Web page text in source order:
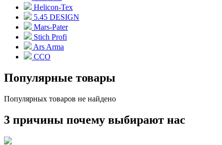
Helicon-Tex
5.45 DESIGN
Mars-Pater
Stich Profi
Ars Arma
ССО
Популярные товары
Популярных товаров не найдено
3 причины почему выбирают нас